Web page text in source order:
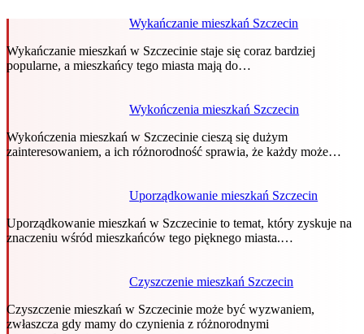
Wykańczanie mieszkań Szczecin
Wykańczanie mieszkań w Szczecinie staje się coraz bardziej
popularne, a mieszkańcy tego miasta mają do…
Wykończenia mieszkań Szczecin
Wykończenia mieszkań w Szczecinie cieszą się dużym
zainteresowaniem, a ich różnorodność sprawia, że każdy może…
Uporządkowanie mieszkań Szczecin
Uporządkowanie mieszkań w Szczecinie to temat, który zyskuje na
znaczeniu wśród mieszkańców tego pięknego miasta.…
Czyszczenie mieszkań Szczecin
Czyszczenie mieszkań w Szczecinie może być wyzwaniem,
zwłaszcza gdy mamy do czynienia z różnorodnymi